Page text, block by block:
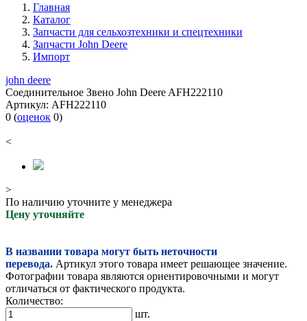
Главная
Каталог
Запчасти для сельхозтехники и спецтехники
Запчасти John Deere
Импорт
john deere
Соединительное Звено John Deere AFH222110
Артикул: AFH222110
0 (оценок 0)
<
>
По наличию уточните у менеджера
Цену уточняйте
В названии товара могут быть неточности
перевода. Артикул этого товара имеет решающее значение.
Фотографии товара являются ориентировочными и могут
отличаться от фактического продукта.
Количество:
шт.